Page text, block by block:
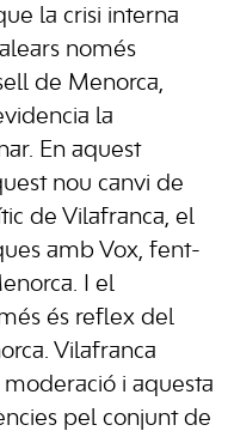
la crisi interna
només
de Menorca,
la
En aquest
nou canvi de
de Vilafranca, el
amb Vox, fent-
I el
és reflex del
Vilafranca
i aquesta
pel conjunt de